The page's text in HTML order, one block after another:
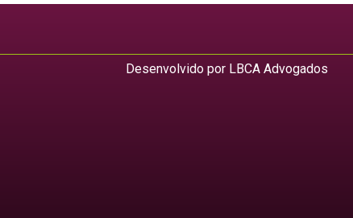
Desenvolvido por LBCA Advogados